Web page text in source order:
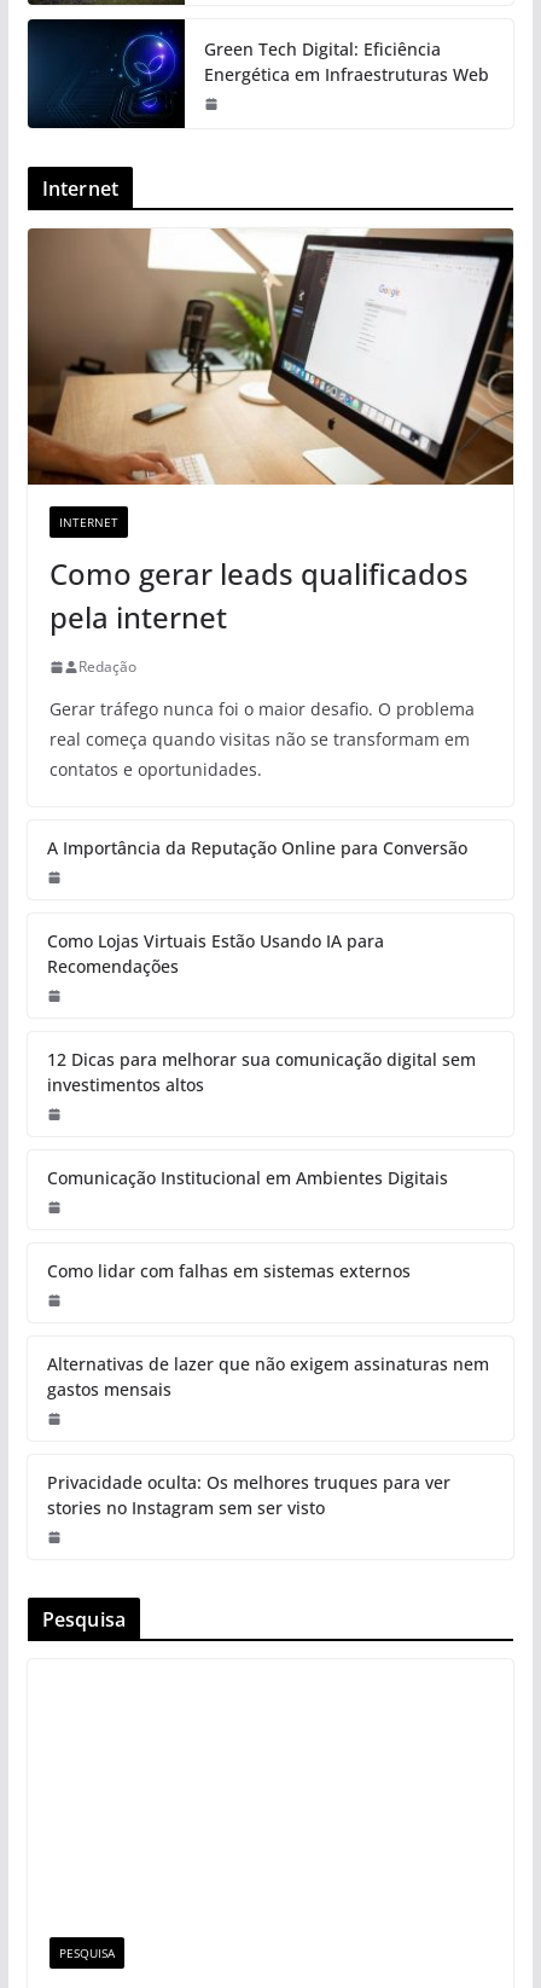
Green Tech Digital: Eficiência
Energética em Infraestruturas Web
Internet
INTERNET
Como gerar leads qualificados
pela internet
Redação
Gerar tráfego nunca foi o maior desafio. O problema
real começa quando visitas não se transformam em
contatos e oportunidades.
A Importância da Reputação Online para Conversão
Como Lojas Virtuais Estão Usando IA para
Recomendações
12 Dicas para melhorar sua comunicação digital sem
investimentos altos
Comunicação Institucional em Ambientes Digitais
Como lidar com falhas em sistemas externos
Alternativas de lazer que não exigem assinaturas nem
gastos mensais
Privacidade oculta: Os melhores truques para ver
stories no Instagram sem ser visto
Pesquisa
PESQUISA